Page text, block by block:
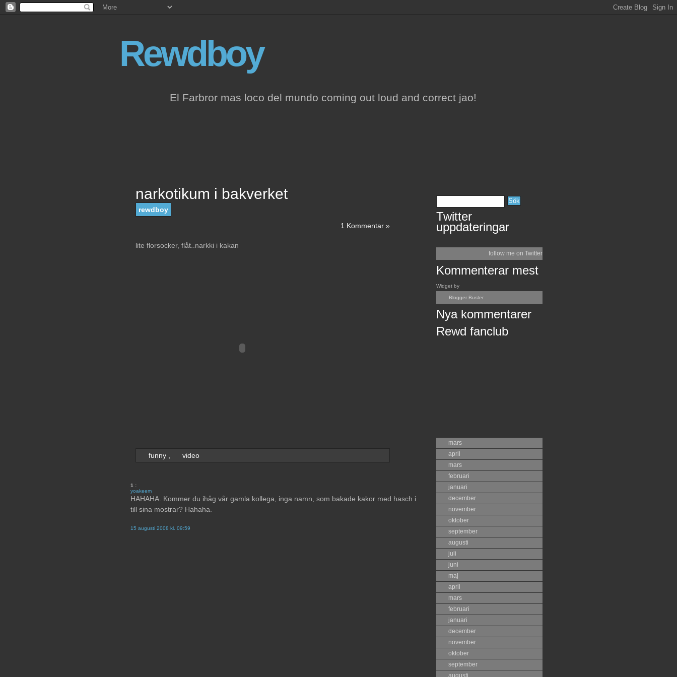
Rewdboy
El Farbror mas loco del mundo coming out loud and correct jao!
narkotikum i bakverket
rewdboy
1 Kommentar »
lite florsocker, flåt..narkki i kakan
funny, video
1 :
yoakeem
HAHAHA. Kommer du ihåg vår gamla kollega, inga namn, som bakade kakor med hasch i
till sina mostrar? Hahaha.
15 augusti 2008 kl. 09:59
Twitter
uppdateringar
follow me on Twitter
Kommenterar mest
Widget by
Blogger Buster
Nya kommentarer
Rewd fanclub
mars
april
mars
februari
januari
december
november
oktober
september
augusti
juli
juni
maj
april
mars
februari
januari
december
november
oktober
september
augusti